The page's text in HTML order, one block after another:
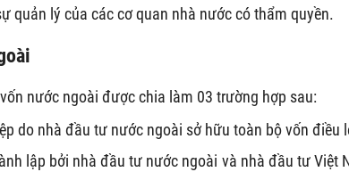
quản lý của các cơ quan nhà nước có thẩm quyền.
nước ngoài được chia làm 03 trường hợp sau:
do nhà đầu tư nước ngoài sở hữu toàn bộ vốn điều
lập bởi nhà đầu tư nước ngoài và nhà đầu tư Việt